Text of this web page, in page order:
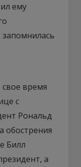
ему
свое время
с
Рональд
обострения
Билл
а